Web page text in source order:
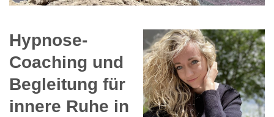
Hypnose-
Coaching und
Begleitung für
innere Ruhe in